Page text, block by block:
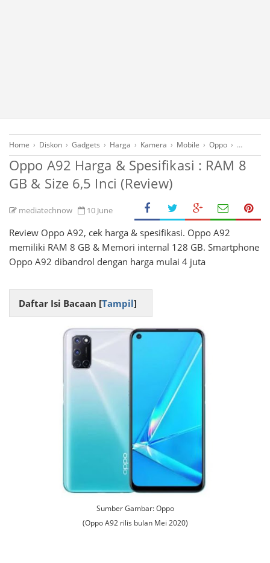
Home › Diskon › Gadgets › Harga › Kamera › Mobile › Oppo › Ponsel
Oppo A92 Harga & Spesifikasi : RAM 8
GB & Size 6,5 Inci (Review)
mediatechnow 10 June
Review Oppo A92, cek harga & spesifikasi. Oppo A92
memiliki RAM 8 GB & Memori internal 128 GB. Smartphone
Oppo A92 dibandrol dengan harga mulai 4 juta
Daftar Isi Bacaan [Tampil]
Sumber Gambar: Oppo
(Oppo A92 rilis bulan Mei 2020)